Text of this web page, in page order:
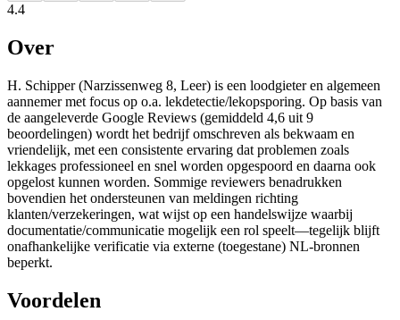
4.4
Over
H. Schipper (Narzissenweg 8, Leer) is een loodgieter en algemeen
aannemer met focus op o.a. lekdetectie/lekopsporing. Op basis van
de aangeleverde Google Reviews (gemiddeld 4,6 uit 9
beoordelingen) wordt het bedrijf omschreven als bekwaam en
vriendelijk, met een consistente ervaring dat problemen zoals
lekkages professioneel en snel worden opgespoord en daarna ook
opgelost kunnen worden. Sommige reviewers benadrukken
bovendien het ondersteunen van meldingen richting
klanten/verzekeringen, wat wijst op een handelswijze waarbij
documentatie/communicatie mogelijk een rol speelt—tegelijk blijft
onafhankelijke verificatie via externe (toegestane) NL-bronnen
beperkt.
Voordelen